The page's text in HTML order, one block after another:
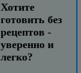
Хотите
готовить без
рецептов -
уверенно и
легко?